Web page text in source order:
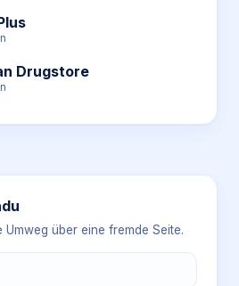
Drugstore
über eine fremde Seite.